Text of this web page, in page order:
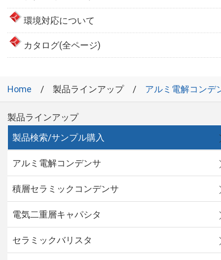
環境対応について
カタログ(全ページ)
Home 製品ラインアップ アルミ電解コンデ
製品ラインアップ
製品検索/サンプル購入
アルミ電解コンデンサ
積層セラミックコンデンサ
電気二重層キャパシタ
セラミックバリスタ